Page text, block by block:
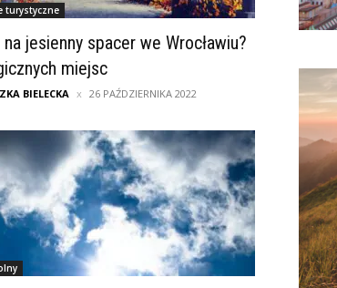
turystyczne
na jesienny spacer we Wrocławiu?
miejsc
BIELECKA 26 PAŹDZIERNIKA 2022